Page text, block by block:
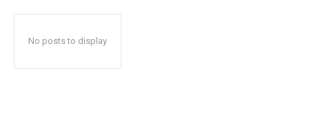
No posts to display